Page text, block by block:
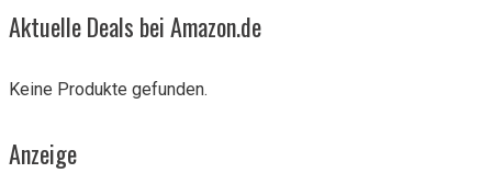
Aktuelle Deals bei Amazon.de
Keine Produkte gefunden.
Anzeige